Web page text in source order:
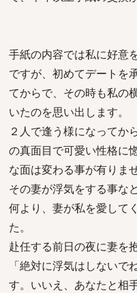
手紙の内容では私に好意
ですが、初めてデートを
てからで、その時も私の
いたのを思い出します。
２人で逢う様になってか
の真面目で可愛い性格に
な面は変わる事が有りま
その妻が浮気をする事な
何より、妻が私を愛して
た。
赴任する前日の夜に妻を
「絶対に浮気はしないで
す。いいえ、あなたと相